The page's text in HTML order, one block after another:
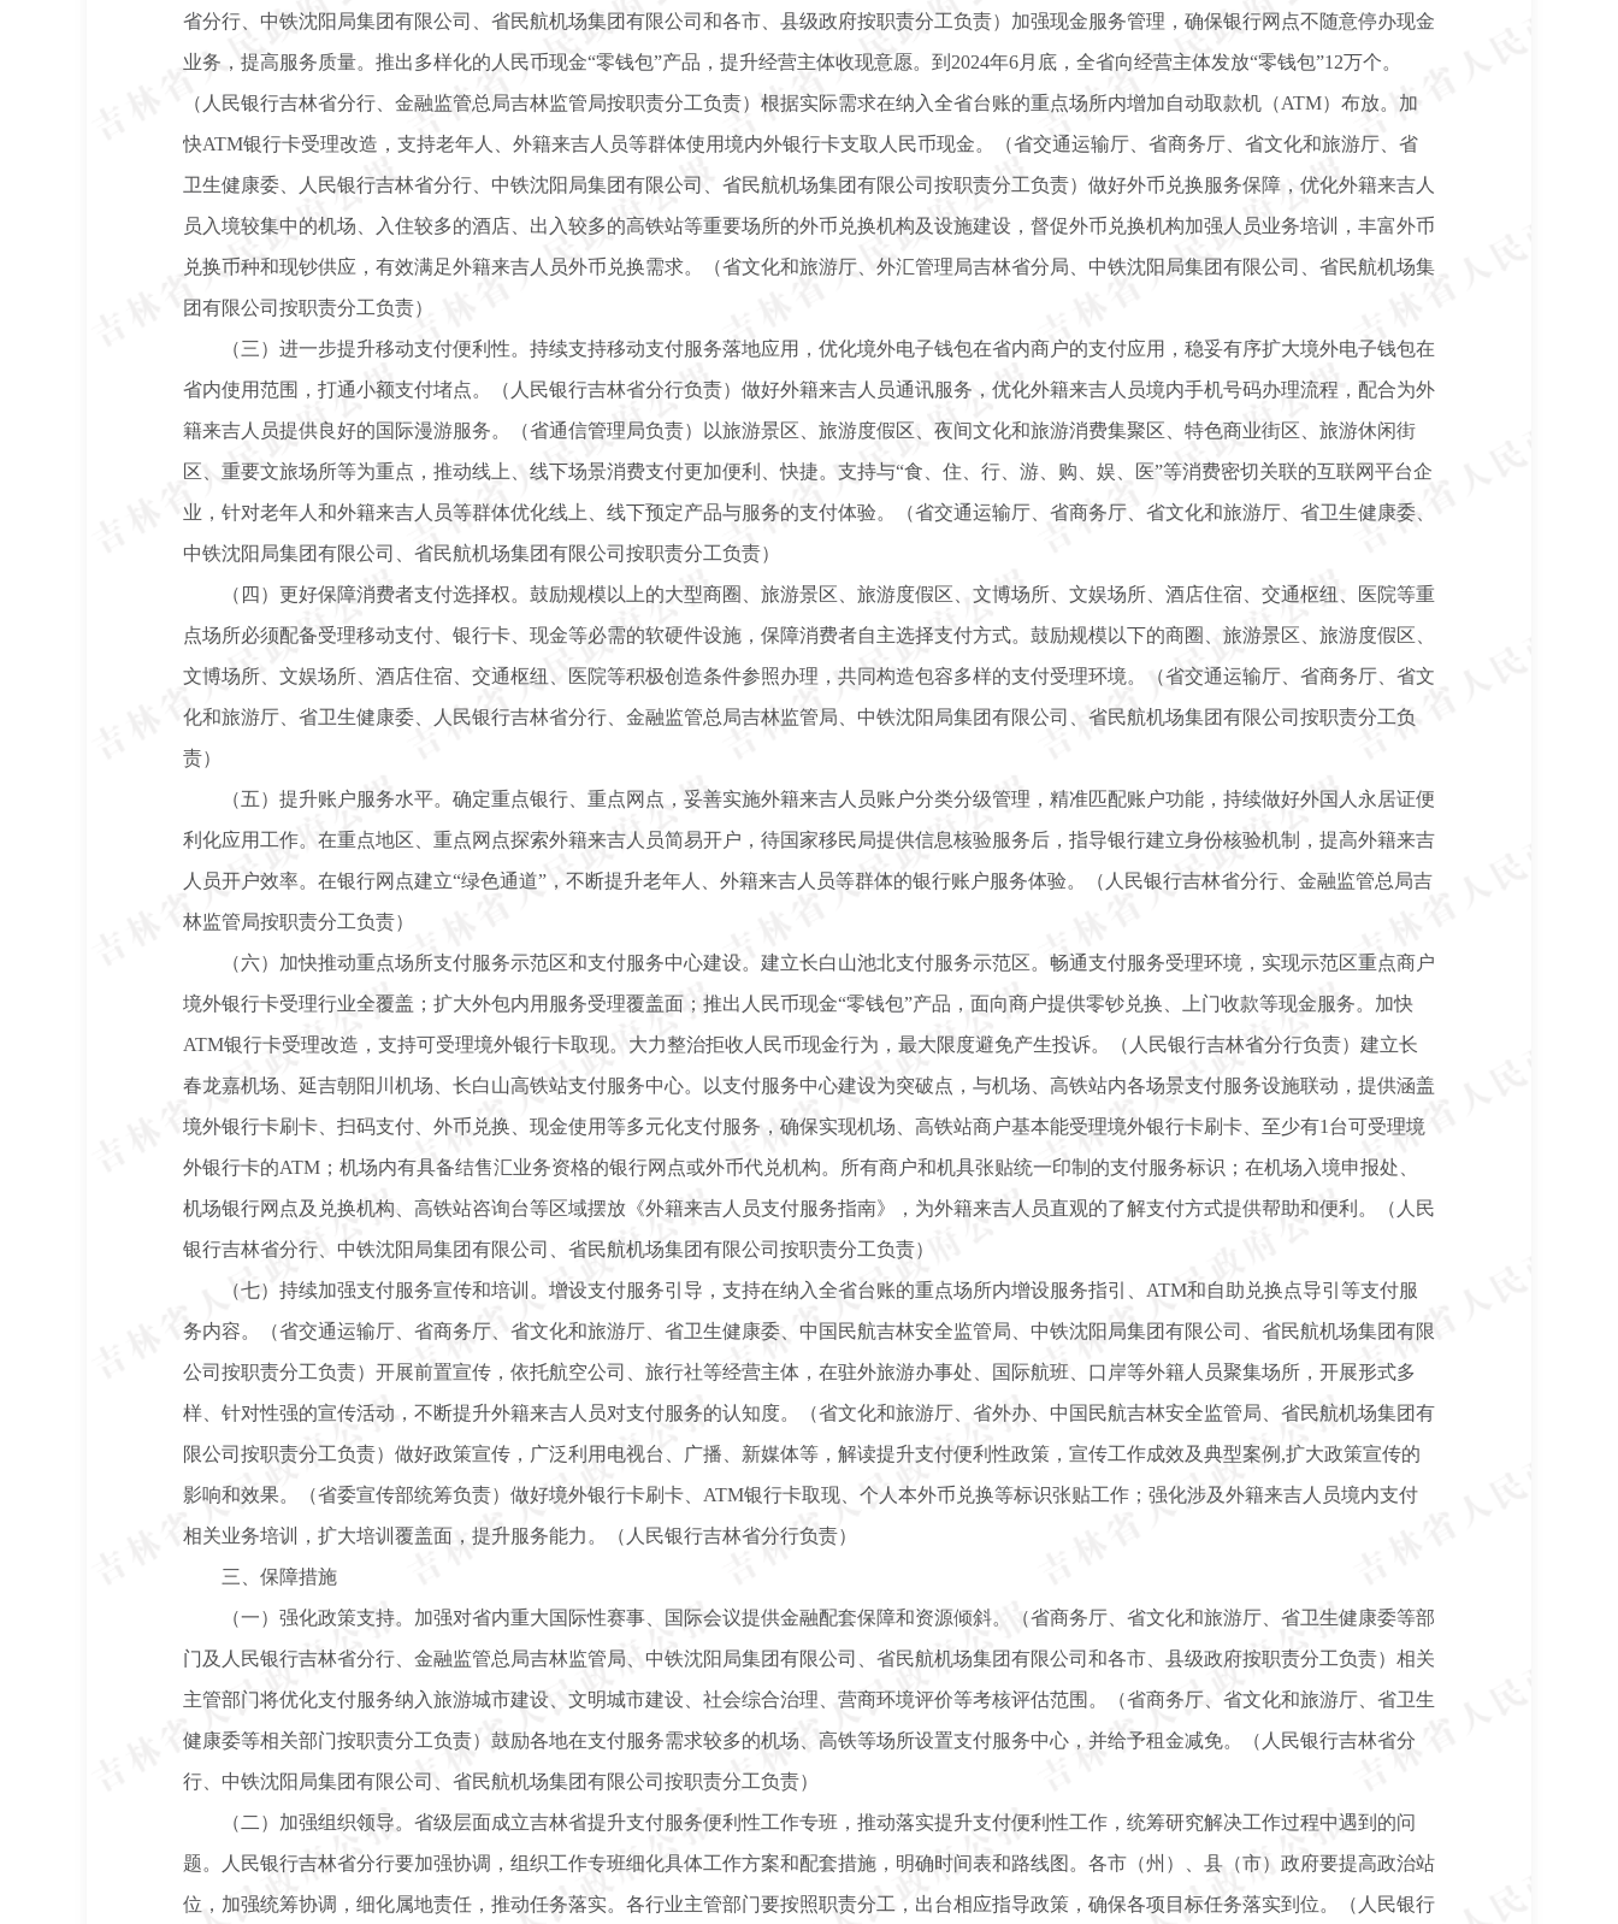
省分行、中铁沈阳局集团有限公司、省民航机场集团有限公司和各市、县级政府按职责分工负责）加强现金服务管理，确保银行网点不随意停办现金
业务，提高服务质量。推出多样化的人民币现金“零钱包”产品，提升经营主体收现意愿。到2024年6月底，全省向经营主体发放“零钱包”12万个。
（人民银行吉林省分行、金融监管总局吉林监管局按职责分工负责）根据实际需求在纳入全省台账的重点场所内增加自动取款机（ATM）布放。加
快ATM银行卡受理改造，支持老年人、外籍来吉人员等群体使用境内外银行卡支取人民币现金。（省交通运输厅、省商务厅、省文化和旅游厅、省
卫生健康委、人民银行吉林省分行、中铁沈阳局集团有限公司、省民航机场集团有限公司按职责分工负责）做好外币兑换服务保障，优化外籍来吉人
员入境较集中的机场、入住较多的酒店、出入较多的高铁站等重要场所的外币兑换机构及设施建设，督促外币兑换机构加强人员业务培训，丰富外币
兑换币种和现钞供应，有效满足外籍来吉人员外币兑换需求。（省文化和旅游厅、外汇管理局吉林省分局、中铁沈阳局集团有限公司、省民航机场集
团有限公司按职责分工负责）
（三）进一步提升移动支付便利性。持续支持移动支付服务落地应用，优化境外电子钱包在省内商户的支付应用，稳妥有序扩大境外电子钱包在
省内使用范围，打通小额支付堵点。（人民银行吉林省分行负责）做好外籍来吉人员通讯服务，优化外籍来吉人员境内手机号码办理流程，配合为外
籍来吉人员提供良好的国际漫游服务。（省通信管理局负责）以旅游景区、旅游度假区、夜间文化和旅游消费集聚区、特色商业街区、旅游休闲街
区、重要文旅场所等为重点，推动线上、线下场景消费支付更加便利、快捷。支持与“食、住、行、游、购、娱、医”等消费密切关联的互联网平台企
业，针对老年人和外籍来吉人员等群体优化线上、线下预定产品与服务的支付体验。（省交通运输厅、省商务厅、省文化和旅游厅、省卫生健康委、
中铁沈阳局集团有限公司、省民航机场集团有限公司按职责分工负责）
（四）更好保障消费者支付选择权。鼓励规模以上的大型商圈、旅游景区、旅游度假区、文博场所、文娱场所、酒店住宿、交通枢纽、医院等重
点场所必须配备受理移动支付、银行卡、现金等必需的软硬件设施，保障消费者自主选择支付方式。鼓励规模以下的商圈、旅游景区、旅游度假区、
文博场所、文娱场所、酒店住宿、交通枢纽、医院等积极创造条件参照办理，共同构造包容多样的支付受理环境。（省交通运输厅、省商务厅、省文
化和旅游厅、省卫生健康委、人民银行吉林省分行、金融监管总局吉林监管局、中铁沈阳局集团有限公司、省民航机场集团有限公司按职责分工负
责）
（五）提升账户服务水平。确定重点银行、重点网点，妥善实施外籍来吉人员账户分类分级管理，精准匹配账户功能，持续做好外国人永居证便
利化应用工作。在重点地区、重点网点探索外籍来吉人员简易开户，待国家移民局提供信息核验服务后，指导银行建立身份核验机制，提高外籍来吉
人员开户效率。在银行网点建立“绿色通道”，不断提升老年人、外籍来吉人员等群体的银行账户服务体验。（人民银行吉林省分行、金融监管总局吉
林监管局按职责分工负责）
（六）加快推动重点场所支付服务示范区和支付服务中心建设。建立长白山池北支付服务示范区。畅通支付服务受理环境，实现示范区重点商户
境外银行卡受理行业全覆盖；扩大外包内用服务受理覆盖面；推出人民币现金“零钱包”产品，面向商户提供零钞兑换、上门收款等现金服务。加快
ATM银行卡受理改造，支持可受理境外银行卡取现。大力整治拒收人民币现金行为，最大限度避免产生投诉。（人民银行吉林省分行负责）建立长
春龙嘉机场、延吉朝阳川机场、长白山高铁站支付服务中心。以支付服务中心建设为突破点，与机场、高铁站内各场景支付服务设施联动，提供涵盖
境外银行卡刷卡、扫码支付、外币兑换、现金使用等多元化支付服务，确保实现机场、高铁站商户基本能受理境外银行卡刷卡、至少有1台可受理境
外银行卡的ATM；机场内有具备结售汇业务资格的银行网点或外币代兑机构。所有商户和机具张贴统一印制的支付服务标识；在机场入境申报处、
机场银行网点及兑换机构、高铁站咨询台等区域摆放《外籍来吉人员支付服务指南》，为外籍来吉人员直观的了解支付方式提供帮助和便利。（人民
银行吉林省分行、中铁沈阳局集团有限公司、省民航机场集团有限公司按职责分工负责）
（七）持续加强支付服务宣传和培训。增设支付服务引导，支持在纳入全省台账的重点场所内增设服务指引、ATM和自助兑换点导引等支付服
务内容。（省交通运输厅、省商务厅、省文化和旅游厅、省卫生健康委、中国民航吉林安全监管局、中铁沈阳局集团有限公司、省民航机场集团有限
公司按职责分工负责）开展前置宣传，依托航空公司、旅行社等经营主体，在驻外旅游办事处、国际航班、口岸等外籍人员聚集场所，开展形式多
样、针对性强的宣传活动，不断提升外籍来吉人员对支付服务的认知度。（省文化和旅游厅、省外办、中国民航吉林安全监管局、省民航机场集团有
限公司按职责分工负责）做好政策宣传，广泛利用电视台、广播、新媒体等，解读提升支付便利性政策，宣传工作成效及典型案例,扩大政策宣传的
影响和效果。（省委宣传部统筹负责）做好境外银行卡刷卡、ATM银行卡取现、个人本外币兑换等标识张贴工作；强化涉及外籍来吉人员境内支付
相关业务培训，扩大培训覆盖面，提升服务能力。（人民银行吉林省分行负责）
三、保障措施
（一）强化政策支持。加强对省内重大国际性赛事、国际会议提供金融配套保障和资源倾斜。（省商务厅、省文化和旅游厅、省卫生健康委等部
门及人民银行吉林省分行、金融监管总局吉林监管局、中铁沈阳局集团有限公司、省民航机场集团有限公司和各市、县级政府按职责分工负责）相关
主管部门将优化支付服务纳入旅游城市建设、文明城市建设、社会综合治理、营商环境评价等考核评估范围。（省商务厅、省文化和旅游厅、省卫生
健康委等相关部门按职责分工负责）鼓励各地在支付服务需求较多的机场、高铁等场所设置支付服务中心，并给予租金减免。（人民银行吉林省分
行、中铁沈阳局集团有限公司、省民航机场集团有限公司按职责分工负责）
（二）加强组织领导。省级层面成立吉林省提升支付服务便利性工作专班，推动落实提升支付便利性工作，统筹研究解决工作过程中遇到的问
题。人民银行吉林省分行要加强协调，组织工作专班细化具体工作方案和配套措施，明确时间表和路线图。各市（州）、县（市）政府要提高政治站
位，加强统筹协调，细化属地责任，推动任务落实。各行业主管部门要按照职责分工，出台相应指导政策，确保各项目标任务落实到位。（人民银行